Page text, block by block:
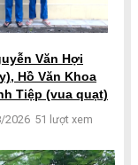
Văn Hợi
Hồ Văn Khoa
Tiệp (vua quạt)
2026 51 lượt xem